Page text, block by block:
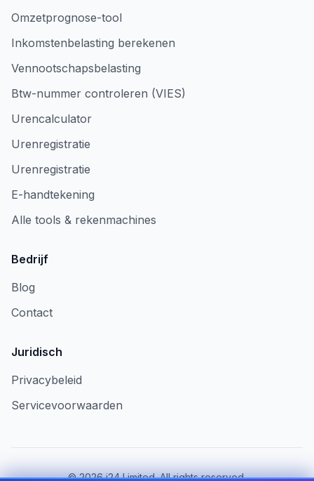
Omzetprognose-tool
Inkomstenbelasting berekenen
Vennootschapsbelasting
Btw-nummer controleren (VIES)
Urencalculator
Urenregistratie
Urenregistratie
E-handtekening
Alle tools & rekenmachines
Bedrijf
Blog
Contact
Juridisch
Privacybeleid
Servicevoorwaarden
©2026i24 Limited. All rights reserved.